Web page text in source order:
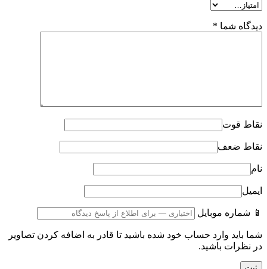
دیدگاه شما *
نقاط قوت
نقاط ضعف
نام
ایمیل
📱 شماره موبایل
شما باید وارد حساب خود شده باشید تا قادر به اضافه کردن تصاویر
در نظرات باشید.